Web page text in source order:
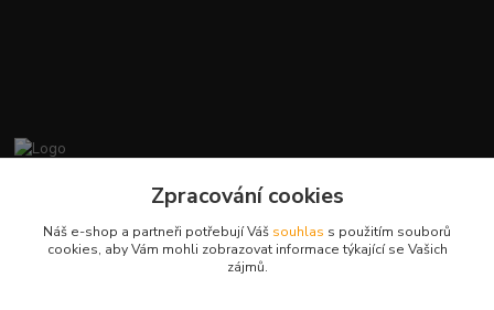
+420412384749
Zpracování cookies
Náš e-shop a partneři potřebují Váš souhlas s použitím souborů
cookies, aby Vám mohli zobrazovat informace týkající se Vašich
zájmů.